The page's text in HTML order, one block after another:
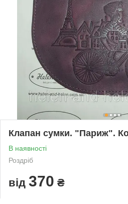
Клапан сумки. "Париж".
В наявності
Роздріб
від 370 ₴